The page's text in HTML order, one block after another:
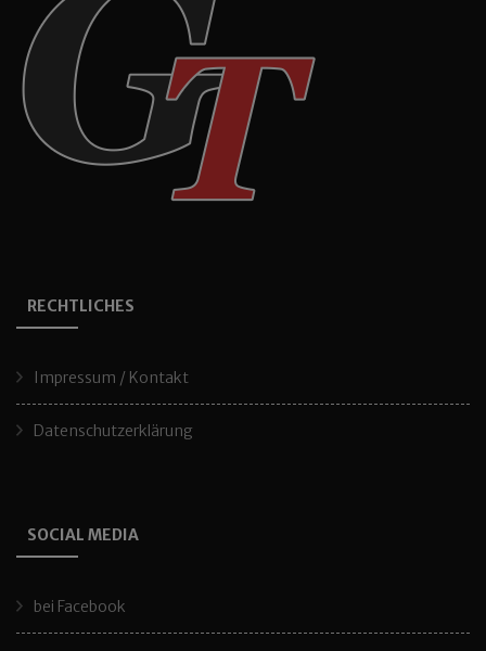
RECHTLICHES
Impressum / Kontakt
Datenschutzerklärung
SOCIAL MEDIA
bei Facebook